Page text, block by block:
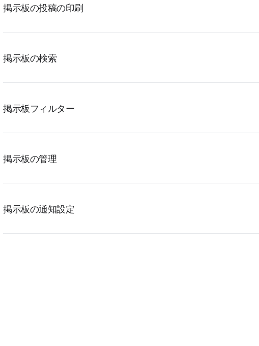
掲示板の投稿の印刷
掲示板の検索
掲示板フィルター
掲示板の管理
掲示板の通知設定